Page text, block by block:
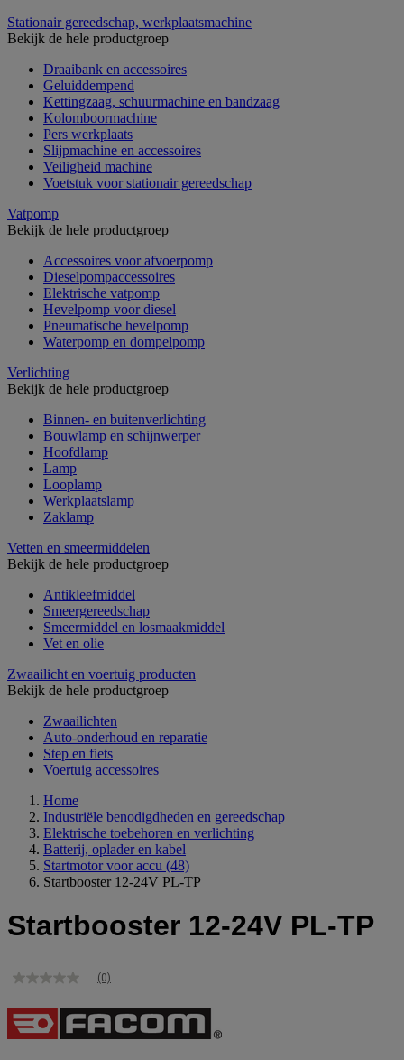
Stationair gereedschap, werkplaatsmachine
Bekijk de hele productgroep
Draaibank en accessoires
Geluiddempend
Kettingzaag, schuurmachine en bandzaag
Kolomboormachine
Pers werkplaats
Slijpmachine en accessoires
Veiligheid machine
Voetstuk voor stationair gereedschap
Vatpomp
Bekijk de hele productgroep
Accessoires voor afvoerpomp
Dieselpompaccessoires
Elektrische vatpomp
Hevelpomp voor diesel
Pneumatische hevelpomp
Waterpomp en dompelpomp
Verlichting
Bekijk de hele productgroep
Binnen- en buitenverlichting
Bouwlamp en schijnwerper
Hoofdlamp
Lamp
Looplamp
Werkplaatslamp
Zaklamp
Vetten en smeermiddelen
Bekijk de hele productgroep
Antikleefmiddel
Smeergereedschap
Smeermiddel en losmaakmiddel
Vet en olie
Zwaailicht en voertuig producten
Bekijk de hele productgroep
Zwaailichten
Auto-onderhoud en reparatie
Step en fiets
Voertuig accessoires
Home
Industriële benodigdheden en gereedschap
Elektrische toebehoren en verlichting
Batterij, oplader en kabel
Startmotor voor accu (48)
Startbooster 12-24V PL-TP
Startbooster 12-24V PL-TP
Geen
Dezelfde
paginalink.
(0)